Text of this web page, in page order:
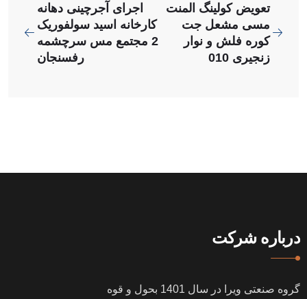
تعویض کولینگ المنت
مسی مشعل جت
کوره فلش و نوار
زنجیری 010
اجرای آجرچینی دهانه
کارخانه اسید سولفوریک
2 مجتمع مس سرچشمه
رفسنجان
درباره شرکت
گروه صنعتی ویرا در سال
بحول و قوه